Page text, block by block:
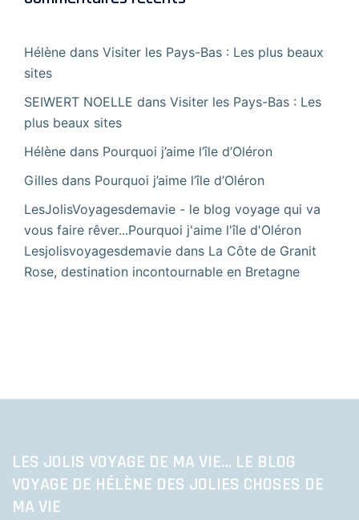
Hélène dans Visiter les Pays-Bas : Les plus beaux
sites
SEIWERT NOELLE dans Visiter les Pays-Bas : Les
plus beaux sites
Hélène dans Pourquoi j’aime l’île d’Oléron
Gilles dans Pourquoi j’aime l’île d’Oléron
LesJolisVoyagesdemavie - le blog voyage qui va
vous faire rêver...Pourquoi j'aime l'île d'Oléron
Lesjolisvoyagesdemavie dans La Côte de Granit
Rose, destination incontournable en Bretagne
LES JOLIS VOYAGE DE MA VIE… LE BLOG
VOYAGE DE HÉLÈNE DES JOLIES CHOSES DE
MA VIE